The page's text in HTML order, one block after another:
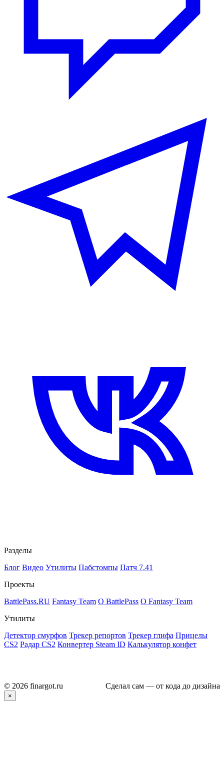
Разделы
Блог Видео Утилиты Пабстомпы Патч 7.41
Проекты
BattlePass.RU Fantasy Team О BattlePass О Fantasy Team
Утилиты
Детектор смурфов Трекер репортов Трекер глифа Прицелы
CS2 Радар CS2 Конвертер Steam ID Калькулятор конфет
© 2026 finargot.ru Сделал сам — от кода до дизайна
×